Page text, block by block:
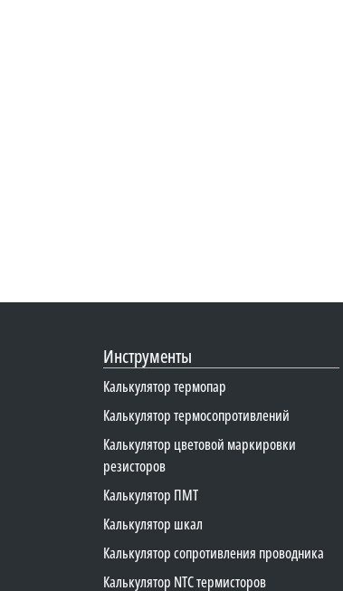
Инструменты
Калькулятор термопар
Калькулятор термосопротивлений
Калькулятор цветовой маркировки
резисторов
Калькулятор ПМТ
Калькулятор шкал
Калькулятор сопротивления проводника
Калькулятор NTC термисторов